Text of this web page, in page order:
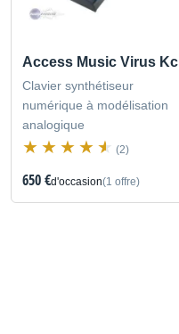
Access Music Virus Kc
Clavier synthétiseur
numérique à modélisation
analogique
(2)
650 €d'occasion(1 offre)